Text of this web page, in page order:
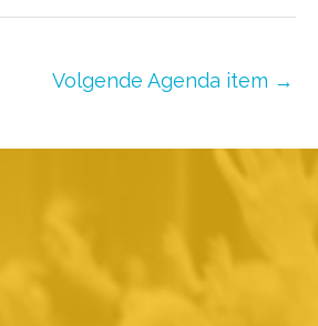
Volgende Agenda item →